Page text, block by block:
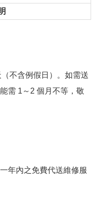
不含例假日）。如需送
需 1～2 個月不等，敬
年內之免費代送維修服